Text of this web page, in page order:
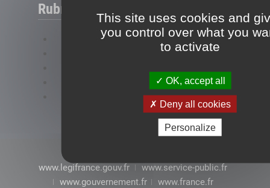
This site uses cookies and
you control over what you
to activate
OK, accept all
Deny all cookies
Personalize
Rubriques
www.legifrance.gouv.fr
www.service-public.fr
www.gouvernement.fr
www.france.fr